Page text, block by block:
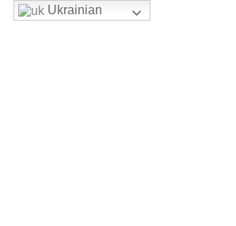
Ukrainian